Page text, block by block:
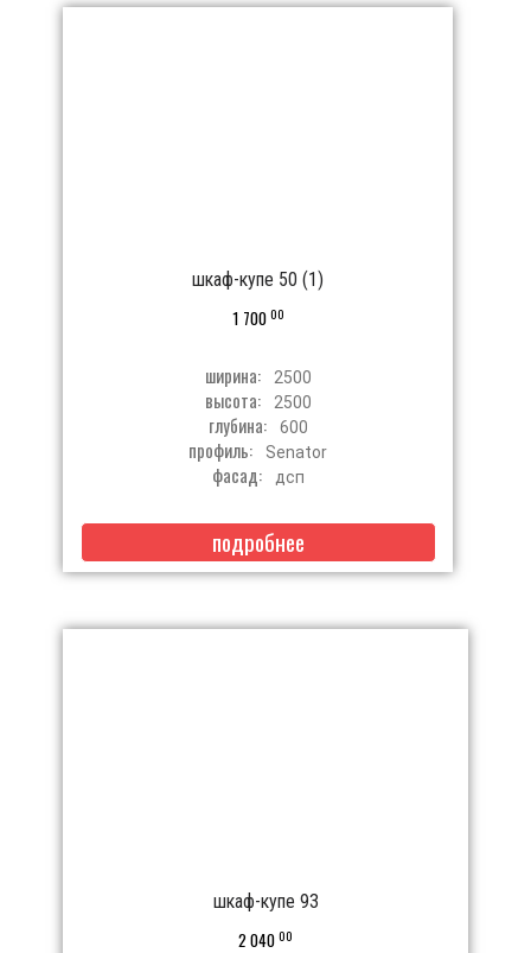
шкаф-купе 50 (1)
1 700 00
ширина: 2500
высота: 2500
глубина: 600
профиль: Senator
фасад: дсп
подробнее
шкаф-купе 93
2 040 00